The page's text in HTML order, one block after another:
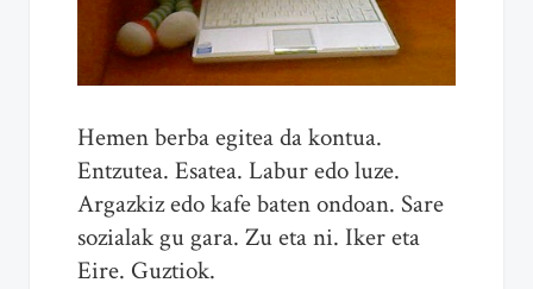
Hemen berba egitea da kontua.
Entzutea. Esatea. Labur edo luze.
Argazkiz edo kafe baten ondoan. Sare
sozialak gu gara. Zu eta ni. Iker eta
Eire. Guztiok.